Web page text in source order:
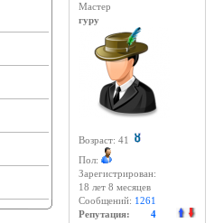
Мастер
гуру
Возраст: 41
Пол:
Зарегистрирован:
18 лет 8 месяцев
Сообщений: 1261
Репутация: 4